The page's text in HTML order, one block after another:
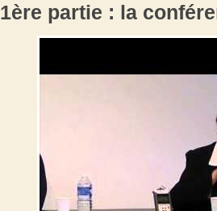
1ère partie : la